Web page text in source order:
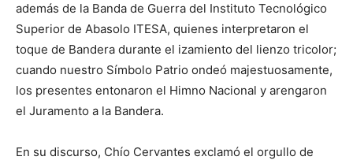
además de la Banda de Guerra del Instituto Tecnológico
Superior de Abasolo ITESA, quienes interpretaron el
toque de Bandera durante el izamiento del lienzo tricolor;
cuando nuestro Símbolo Patrio ondeó majestuosamente,
los presentes entonaron el Himno Nacional y arengaron
el Juramento a la Bandera.
En su discurso, Chío Cervantes exclamó el orgullo de